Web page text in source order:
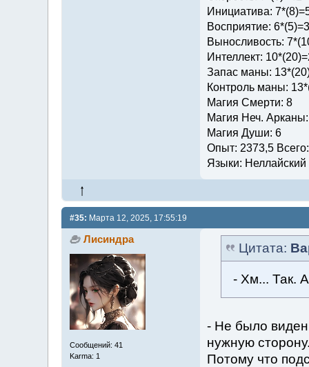
Инициатива:
Восприятие:
Выносливость:
Интеллект:
Запас маны:
Контроль маны:
Магия Смерти: 8
Магия Неч.
Магия Души: 6
Опыт: 2373,5
Языки: Неллайский
#35: Марта 12, 2025, 17:55:19
Лисиндра
Сообщений: 41
Karma: 1
Цитата:
- Хм... Так.
- Не было
нужную
Потому что